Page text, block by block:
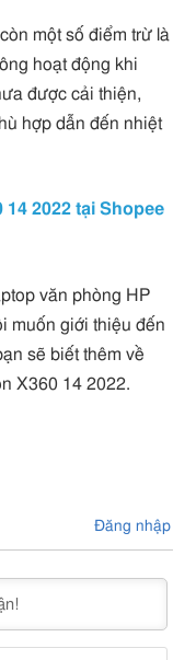
một số điểm trừ là
hoạt động khi
được cải thiện,
hợp dẫn đến nhiệt
14 2022 tại Shopee
văn phòng HP
muốn giới thiệu đến
sẽ biết thêm về
X360 14 2022.
Đăng nhập